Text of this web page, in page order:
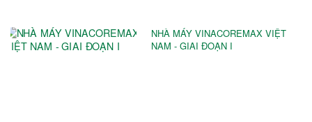
NHÀ MÁY VINACOREMAX VIỆT
NAM - GIAI ĐOẠN I ️